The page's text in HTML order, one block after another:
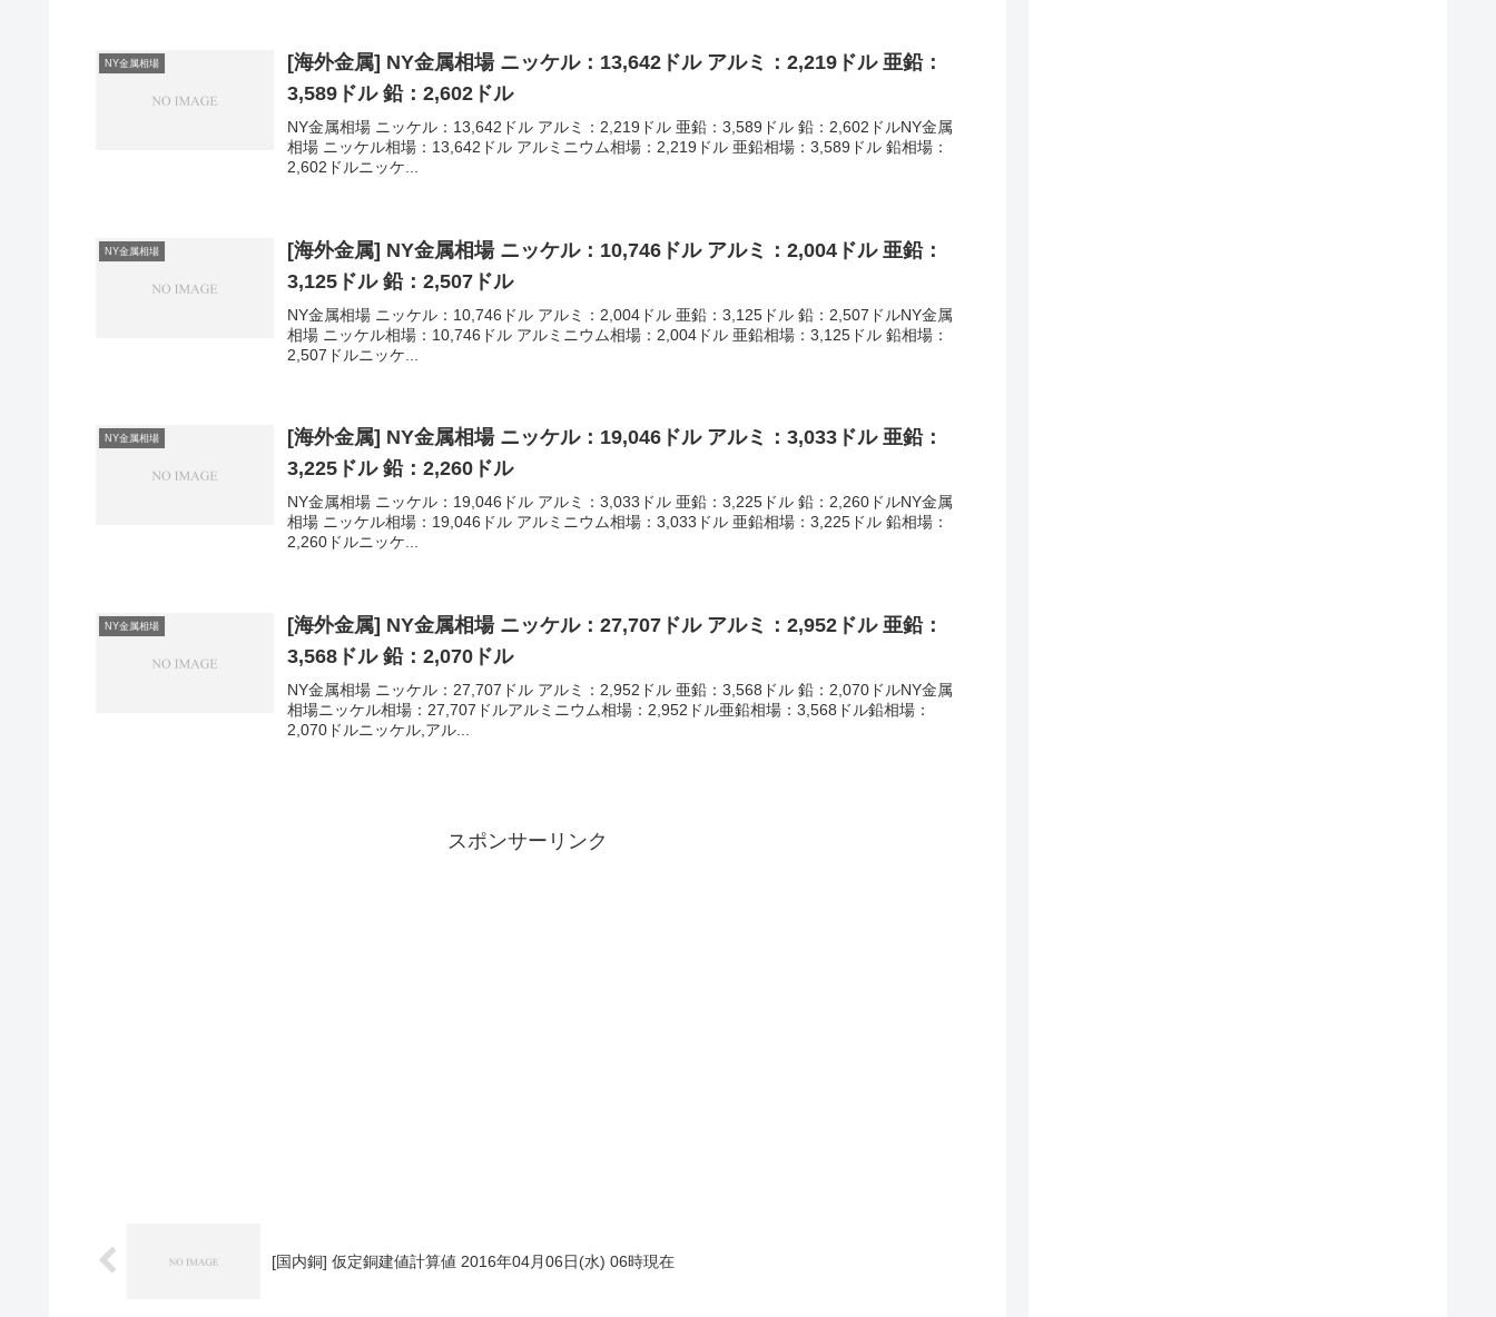
NY金属相場
[海外金属] NY金属相場 ニッケル：13,642ドル アルミ：2,219ドル 亜鉛：
3,589ドル 鉛：2,602ドル
NY金属相場 ニッケル：13,642ドル アルミ：2,219ドル 亜鉛：3,589ドル 鉛：2,602ドルNY金属
相場 ニッケル相場：13,642ドル アルミニウム相場：2,219ドル 亜鉛相場：3,589ドル 鉛相場：
2,602ドルニッケ...
NY金属相場
[海外金属] NY金属相場 ニッケル：10,746ドル アルミ：2,004ドル 亜鉛：
3,125ドル 鉛：2,507ドル
NY金属相場 ニッケル：10,746ドル アルミ：2,004ドル 亜鉛：3,125ドル 鉛：2,507ドルNY金属
相場 ニッケル相場：10,746ドル アルミニウム相場：2,004ドル 亜鉛相場：3,125ドル 鉛相場：
2,507ドルニッケ...
NY金属相場
[海外金属] NY金属相場 ニッケル：19,046ドル アルミ：3,033ドル 亜鉛：
3,225ドル 鉛：2,260ドル
NY金属相場 ニッケル：19,046ドル アルミ：3,033ドル 亜鉛：3,225ドル 鉛：2,260ドルNY金属
相場 ニッケル相場：19,046ドル アルミニウム相場：3,033ドル 亜鉛相場：3,225ドル 鉛相場：
2,260ドルニッケ...
NY金属相場
[海外金属] NY金属相場 ニッケル：27,707ドル アルミ：2,952ドル 亜鉛：
3,568ドル 鉛：2,070ドル
NY金属相場 ニッケル：27,707ドル アルミ：2,952ドル 亜鉛：3,568ドル 鉛：2,070ドルNY金属
相場ニッケル相場：27,707ドルアルミニウム相場：2,952ドル亜鉛相場：3,568ドル鉛相場：
2,070ドルニッケル,アル...
スポンサーリンク
[国内銅] 仮定銅建値計算値 2016年04月06日(水) 06時現在